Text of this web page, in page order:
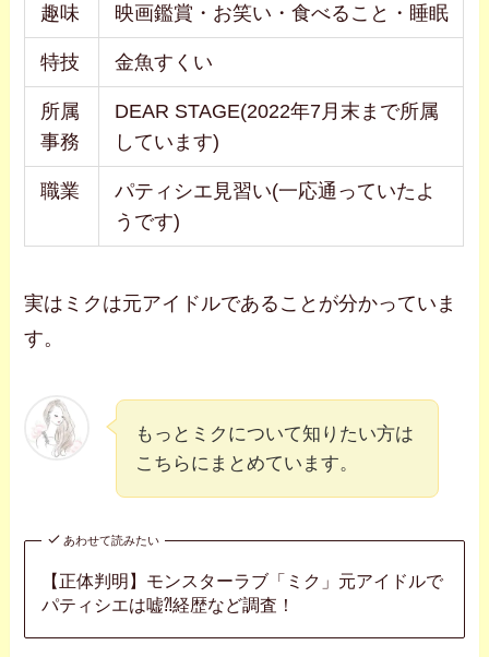
趣味 映画鑑賞・お笑い・食べること・睡眠
特技 金魚すくい
所属
事務
DEAR STAGE(2022年7月末まで所属
しています)
職業
パティシエ見習い(一応通っていたよ
うです)
実はミクは元アイドルであることが分かっていま
す。
もっとミクについて知りたい方は
こちらにまとめています。
あわせて読みたい
【正体判明】モンスターラブ「ミク」元アイドルで
パティシエは嘘⁈経歴など調査！